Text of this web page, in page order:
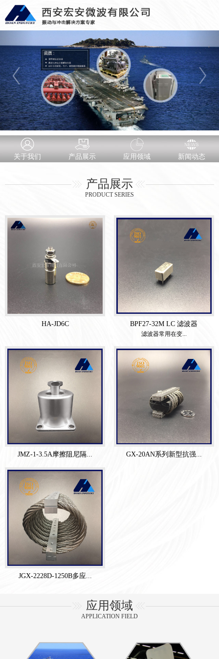
关于我们 产品展示 应用领域 新闻动态
产品展示
PRODUCT SERIES
HA-JD6C BPF27-32M LC 滤波器
滤波器常用在变...
JMZ-1-3.5A摩擦阻尼隔... GX-20AN系列新型抗强...
JGX-2228D-1250B多应...
应用领域
APPLICATION FIELD